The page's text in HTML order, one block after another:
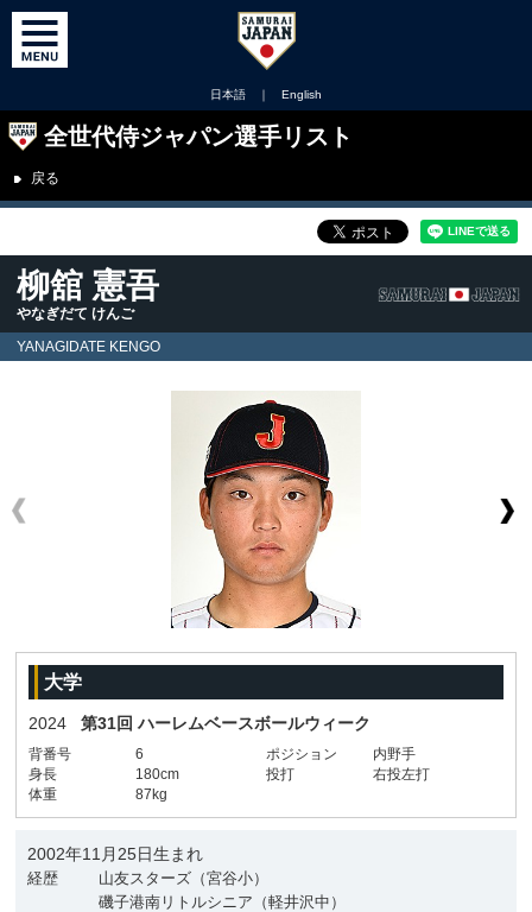
日本語 ｜ English
全世代侍ジャパン選手リスト
戻る
柳舘 憲吾
やなぎだて けんご
YANAGIDATE KENGO
大学
2024 第31回 ハーレムベースボールウィーク
背番号 6 ポジション
内野手
身長
180cm 投打
右投左打
体重
87kg
2002年11月25日生まれ
経歴
山友スターズ（宮谷小）
磯子港南リトルシニア（軽井沢中）